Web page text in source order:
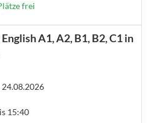
frei
A1, A2, B1, B2, C1 in
15:40